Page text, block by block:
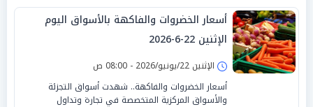
أسعار الخضروات والفاكهة بالأسواق اليوم
الإثنين 22-6-2026
الإثنين 22/يونيو/2026 - 08:00 ص
أسعار الخضروات والفاكهة.. شهدت أسواق التجزئة
والأسواق المركزية المتخصصة في تجارة وتداول